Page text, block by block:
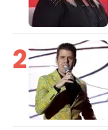
2